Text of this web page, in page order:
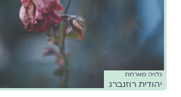
גלויה מארחת
יהודית רוזנברג